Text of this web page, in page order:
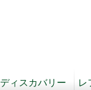
ディスカバリー
レ